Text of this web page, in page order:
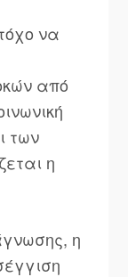
να
από
των
η
η